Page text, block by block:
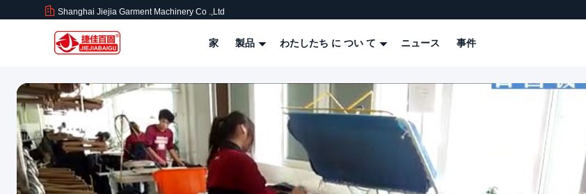
Shanghai Jiejia Garment Machinery Co .,ltd
家 製品 わたしたち に つい て ニュース 事件